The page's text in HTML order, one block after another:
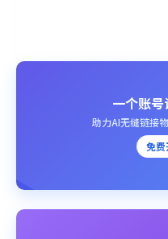
一个账
助力AI无缝链接
免